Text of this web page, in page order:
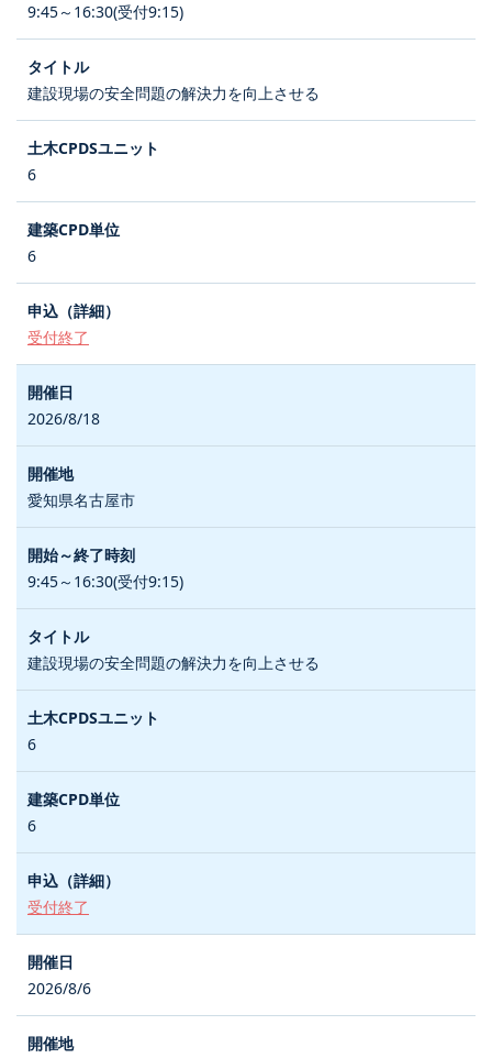
9:45～16:30(受付9:15)
建設現場の安全問題の解決力を向上させる
6
6
受付終了
2026/8/18
愛知県名古屋市
9:45～16:30(受付9:15)
建設現場の安全問題の解決力を向上させる
6
6
受付終了
2026/8/6